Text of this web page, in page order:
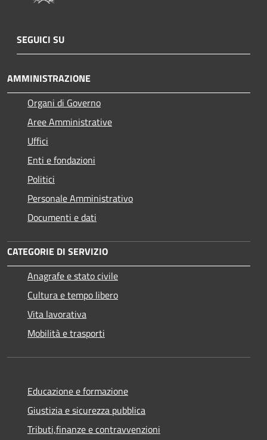
SEGUICI SU
AMMINISTRAZIONE
Organi di Governo
Aree Amministrative
Uffici
Enti e fondazioni
Politici
Personale Amministrativo
Documenti e dati
CATEGORIE DI SERVIZIO
Anagrafe e stato civile
Cultura e tempo libero
Vita lavorativa
Mobilità e trasporti
Educazione e formazione
Giustizia e sicurezza pubblica
Tributi,finanze e contravvenzioni